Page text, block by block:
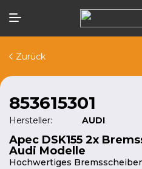
Zurück
853615301
Hersteller: AUDI
Apec DSK155 2x
Audi Modelle
Hochwertiges